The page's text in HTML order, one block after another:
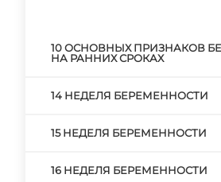
10 ОСНОВНЫХ ПРИЗНАКОВ
НА РАННИХ СРОКАХ
14 НЕДЕЛЯ БЕРЕМЕННОСТИ
15 НЕДЕЛЯ БЕРЕМЕННОСТИ
16 НЕДЕЛЯ БЕРЕМЕННОСТИ